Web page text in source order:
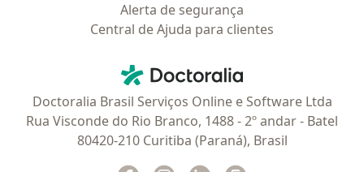
Alerta de segurança
Central de Ajuda para clientes
Doctoralia - Homepage
Doctoralia Brasil Serviços Online e Software Ltda
Rua Visconde do Rio Branco, 1488 - 2º andar - Batel
80420-210 Curitiba (Paraná), Brasil